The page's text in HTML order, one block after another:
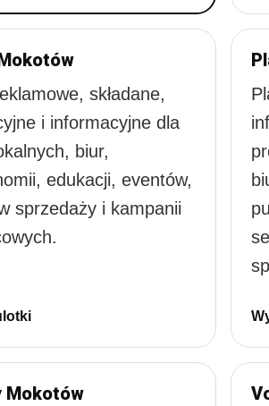
składane,
i informacyjne dla
biur,
edukacji, eventów,
sprzedaży i kampanii
Mokotów